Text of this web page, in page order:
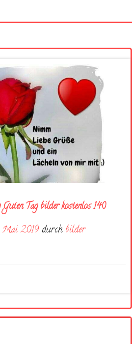
Tag bilder kostenlos 140
2019 durch bilder